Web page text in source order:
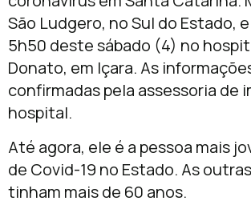
São Ludgero, no Sul do Estado,
5h50 deste sábado (4) no
Donato, em Içara. As
confirmadas pela assessoria de
hospital.
Até agora, ele é a pessoa mais
de Covid-19 no Estado. As
tinham mais de 60 anos.